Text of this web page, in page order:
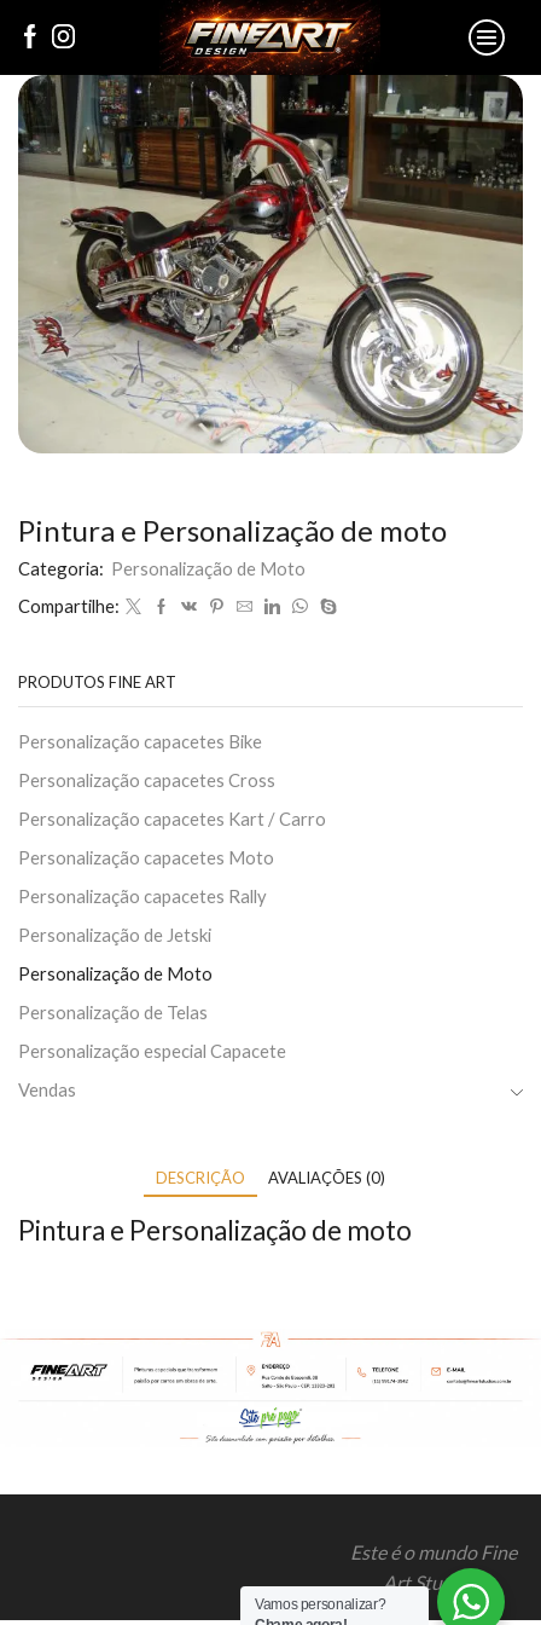
Pintura e Personalização de moto
Categoria: Personalização de Moto
Compartilhe:
PRODUTOS FINE ART
Personalização capacetes Bike
Personalização capacetes Cross
Personalização capacetes Kart / Carro
Personalização capacetes Moto
Personalização capacetes Rally
Personalização de Jetski
Personalização de Moto
Personalização de Telas
Personalização especial Capacete
Vendas
DESCRIÇÃO AVALIAÇÕES (0)
Pintura e Personalização de moto
Este é o mundo Fine
Art Studios!
Vamos personalizar?